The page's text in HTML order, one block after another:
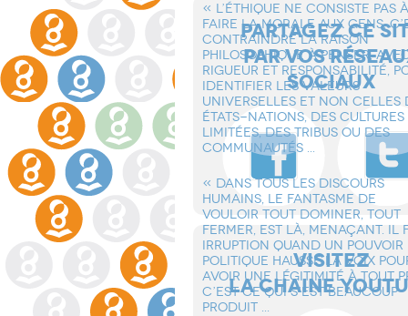
« L’éTHIQUE NE CONSISTE PAS à
FAIRE LA MORALE AUX GENS.
CONTRAINDRE LA RAISON
PHILOSOPHIQUE à PENSER,
RIGUEUR ET RESPONSABILITé,
IDENTIFIER LES VALEURS
UNIVERSELLES ET NON CELLES
éTATS-NATIONS, DES CULTURES
LIMITéES, DES TRIBUS OU DES
COMMUNAUTéS ...
« DANS TOUS LES DISCOURS
HUMAINS, LE FANTASME DE
VOULOIR TOUT DOMINER, TOUT
FERMER, EST Là, MENAçANT. IL
IRRUPTION QUAND UN POUVOIR
POLITIQUE HAUSSE LA VOIX
AVOIR UNE LéGITIMITé à TOUT
C’EST CE QUI S’EST BEAUCOUP
PRODUIT ...
PARTAGEZ CE
PAR VOS
SOCIAUX
VISITEZ
LA CHAINE